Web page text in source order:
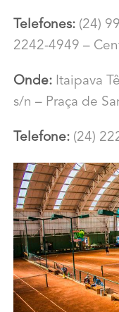
Telefones: (24)
2242-4949 –
Onde:Itaipava
s/n – Praça de
Telefone: (24)